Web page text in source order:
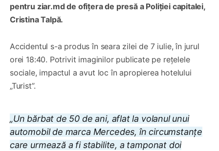
pentru ziar.md de ofițera de presă a Poliției capitalei,
Cristina Talpă.
Accidentul s-a produs în seara zilei de 7 iulie, în jurul
orei 18:40. Potrivit imaginilor publicate pe rețelele
sociale, impactul a avut loc în apropierea hotelului
„Turist”.
„Un bărbat de 50 de ani, aflat la volanul unui
automobil de marca Mercedes, în circumstanțe
care urmează a fi stabilite, a tamponat doi